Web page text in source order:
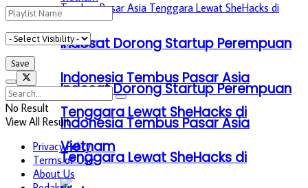
Indosat Dorong Startup Perempuan
Indonesia Tembus Pasar Asia
Tenggara Lewat SheHacks di
Vietnam
Indosat Dorong Startup Perempuan
Indonesia Tembus Pasar Asia
Tenggara Lewat SheHacks di
No Result
View All Result
Privacy Policy
Terms of Use
About Us